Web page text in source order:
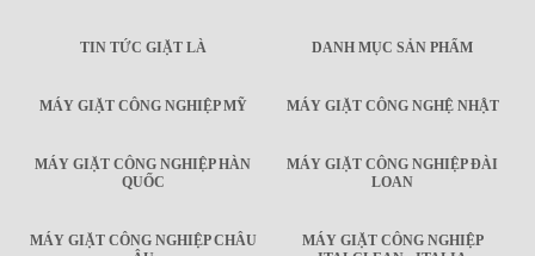
TIN TỨC GIẶT LÀ DANH MỤC SẢN PHẨM
MÁY GIẶT CÔNG NGHIỆP MỸ MÁY GIẶT CÔNG NGHỆ NHẬT
MÁY GIẶT CÔNG NGHIỆP HÀN
QUỐC
MÁY GIẶT CÔNG NGHIỆP ĐÀI
LOAN
MÁY GIẶT CÔNG NGHIỆP CHÂU
MÁY GIẶT CÔNG NGHIỆP